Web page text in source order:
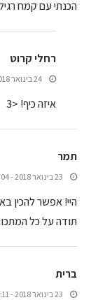
הכנתי עם קמח
רחלי קרוט
24 בינואר 2018 - 7:43
איזה כיף! <3
תמר
23 בינואר 2018 - 14:04
היי! אפשר להכין
תודה על כל
ברית
23 בינואר 2018 - 14:11